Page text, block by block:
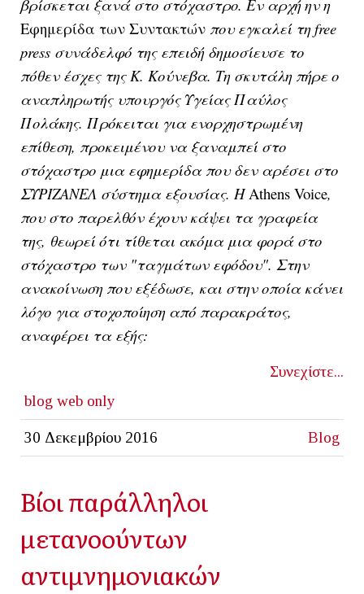
βρίσκεται ξανά στο στόχαστρο. Eν αρχή ην η
Εφημερίδα των Συντακτών που εγκαλεί τη free
press συνάδελφό της επειδή δημοσίευσε το
πόθεν έσχες της Κ. Κούνεβα. Τη σκυτάλη πήρε ο
αναπληρωτής υπουργός Υγείας Παύλος
Πολάκης. Πρόκειται για ενορχηστρωμένη
επίθεση, προκειμένου να ξαναμπεί στο
στόχαστρο μια εφημερίδα που δεν αρέσει στο
ΣΥΡΙΖΑΝΕΛ σύστημα εξουσίας. HAthens Voice,
που στο παρελθόν έχουν κάψει τα γραφεία
της, θεωρεί ότι τίθεται ακόμα μια φορά στο
στόχαστρο των "ταγμάτων εφόδου". Στην
ανακοίνωση που εξέδωσε, και στην οποία κάνει
λόγο για στοχοποίηση από παρακράτος,
αναφέρει τα εξής:
Συνεχίστε...
blog web only
30 Δεκεμβρίου 2016 Blog
Βίοι παράλληλοι
μετανοούντων
αντιμνημονιακών